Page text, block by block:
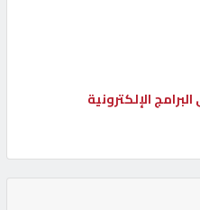
الإلكترونية